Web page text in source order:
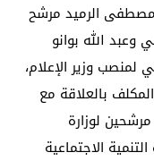
مصطفى الرميد مرشح
وعبد الله بوانو
وزير الإعلام،
بالعلاقة مع
لوزارة
الاجتماعية